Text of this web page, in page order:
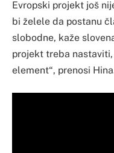
Evropski projekt još
bi želele da postanu
slobodne, kaže
projekt treba
element“, prenosi